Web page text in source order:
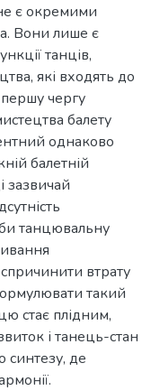
є окремими
Вони лише є
танців,
які входять до
першу чергу
балету
однаково
балетній
зазвичай
танцювальну
втрату
такий
стає плідним,
і танець-стан
синтезу, де